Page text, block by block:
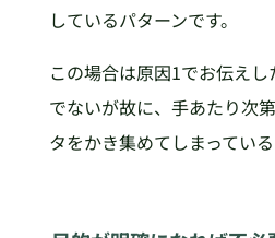
しているパターンです。
この場合は原因1でお伝え
でないが故に、手あたり次
タをかき集めてしまっている